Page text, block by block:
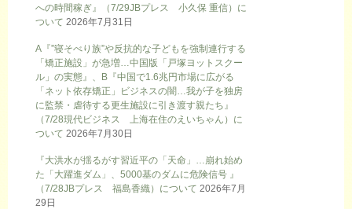
への時間稼ぎ』（7/29JBプレス 小久保 重信）に
ついて 2026年7月31日
A『”寝そべり族”や反抗的な子どもを強制連行する
「矯正施設」が急増…中国版「戸塚ヨットスクー
ル」の実態』、B『中国で1.6兆円市場に広がる
「ネット依存矯正」ビジネスの闇…我が子を独房
に監禁・虐待する更生施設に引き渡す親たち』
（7/28現代ビジネス 上海在住のえいちゃん）に
ついて 2026年7月30日
『大洪水が揺るがす習近平の「天命」…崩れ始め
た「大躍進ダム」、5000基のダムに危険信号 』
（7/28JBプレス 福島香織）について 2026年7月
29日